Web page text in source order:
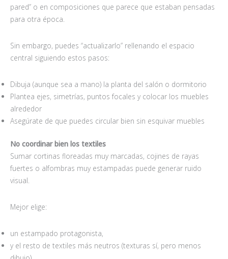
pared” o en composiciones que parece que estaban pensadas
para otra época.
Sin embargo, puedes “actualizarlo” rellenando el espacio
central siguiendo estos pasos:
Dibuja (aunque sea a mano) la planta del salón o dormitorio
Plantea ejes, simetrías, puntos focales y colocar los muebles
alrededor
Asegúrate de que puedes circular bien sin esquivar muebles
No coordinar bien los textiles
Sumar cortinas floreadas muy marcadas, cojines de rayas
fuertes o alfombras muy estampadas puede generar ruido
visual.
Mejor elige:
un estampado protagonista,
y el resto de textiles más neutros (texturas sí, pero menos